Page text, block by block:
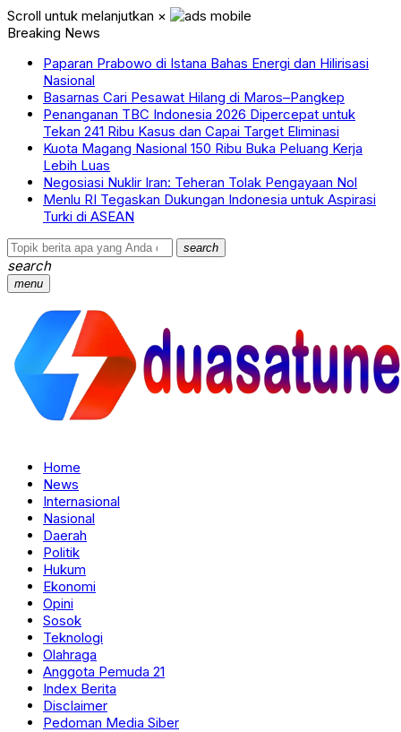
Scroll untuk melanjutkan ×
Breaking News
Paparan Prabowo di Istana Bahas Energi dan Hilirisasi
Nasional
Basarnas Cari Pesawat Hilang di Maros–Pangkep
Penanganan TBC Indonesia 2026 Dipercepat untuk
Tekan 241 Ribu Kasus dan Capai Target Eliminasi
Kuota Magang Nasional 150 Ribu Buka Peluang Kerja
Lebih Luas
Negosiasi Nuklir Iran: Teheran Tolak Pengayaan Nol
Menlu RI Tegaskan Dukungan Indonesia untuk Aspirasi
Turki di ASEAN
search
search
menu
Home
News
Internasional
Nasional
Daerah
Politik
Hukum
Ekonomi
Opini
Sosok
Teknologi
Olahraga
Anggota Pemuda 21
Index Berita
Disclaimer
Pedoman Media Siber